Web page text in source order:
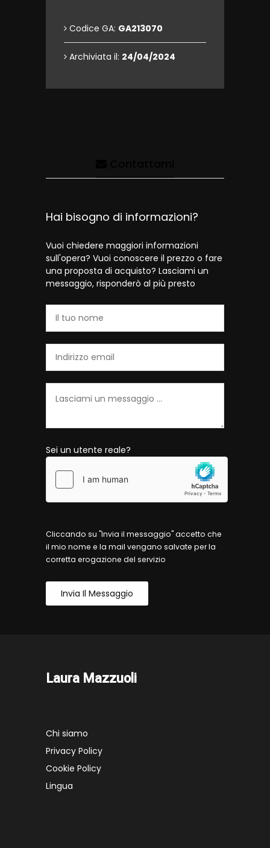
Codice GA: GA213070
Archiviata il: 24/04/2024
Hai bisogno di informazioni?
Vuoi chiedere maggiori informazioni
sull'opera? Vuoi conoscere il prezzo o fare
una proposta di acquisto? Lasciami un
messaggio, risponderò al più presto
Sei un utente reale?
Cliccando su "Invia il messaggio" accetto che
il mio nome e la mail vengano salvate per la
corretta erogazione del servizio
Invia Il Messaggio
Laura Mazzuoli
Chi siamo
Privacy Policy
Cookie Policy
Lingua